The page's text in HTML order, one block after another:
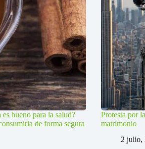
bueno para la salud?
de forma segura
Protesta por
matrimonio
2 julio,